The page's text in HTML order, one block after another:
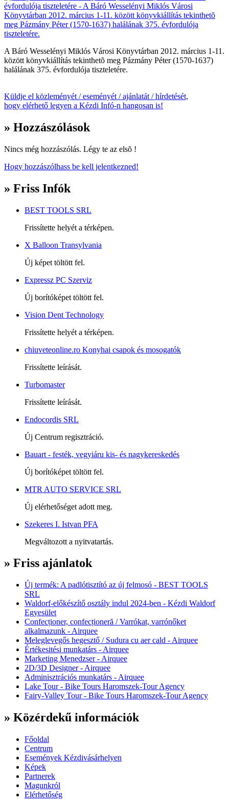
A Báró Wesselényi Miklós Városi Könyvtárban 2012. március 1-11.
között könyvkiállítás tekinthetõ meg Pázmány Péter (1570-1637)
halálának 375. évfordulója tiszteletére.
Küldje el közleményét / eseményét / ajánlatát / hírdetését,
hogy elérhető legyen a Kézdi Infó-n hangosan is!
» Hozzászólások
Nincs még hozzászólás. Légy te az elsõ !
Hogy hozzászólhass be kell jelentkezned!
» Friss Infók
BEST TOOLS SRL
Frissítette helyét a térképen.
X Balloon Transylvania
Új képet töltött fel.
Expressz PC Szerviz
Új borítóképet töltött fel.
Vision Dent Technology
Frissítette helyét a térképen.
chiuveteonline.ro Konyhai csapok és mosogatók
Frissítette leírását.
Turbomaster
Frissítette leírását.
Endocordis SRL
Új Centrum regisztráció.
Bauart - festék, vegyiáru kis- és nagykereskedés
Új borítóképet töltött fel.
MTR AUTO SERVICE SRL
Új elérhetőséget adott meg.
Szekeres I. Istvan PFA
Megváltozott a nyitvatartás.
» Friss ajánlatok
Új termék: A padlótisztító az új felmosó - BEST TOOLS
SRL
Waldorf-előkészítő osztály indul 2024-ben - Kézdi Waldorf
Egyesület
Confecționer, confecționeră / Varrókat, varrónőket
alkalmazunk - Airquee
Meleglevegős hegesztő / Sudura cu aer cald - Airquee
Értékesitési munkatárs - Airquee
Marketing Menedzser - Airquee
2D/3D Designer - Airquee
Adminisztrációs munkatárs - Airquee
Lake Tour - Bike Tours Haromszek-Tour Agency
Fairy-Valley Tour - Bike Tours Haromszek-Tour Agency
» Közérdekű információk
Főoldal
Centrum
Események Kézdivásárhelyen
Képek
Partnerek
Magunkról
Elérhetőség